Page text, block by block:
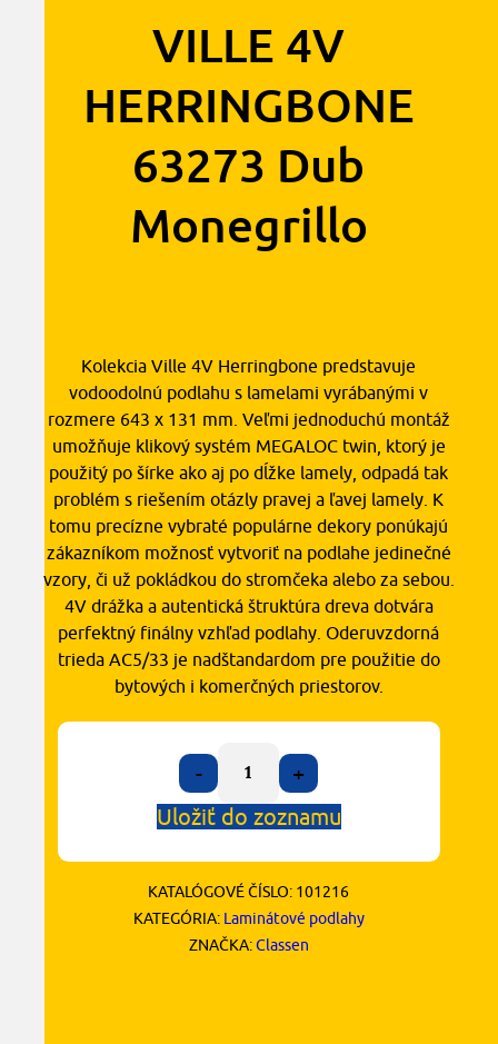
VILLE 4V
HERRINGBONE
63273 Dub
Monegrillo
Kolekcia Ville 4V Herringbone predstavuje
vodoodolnú podlahu s lamelami vyrábanými v
rozmere 643 x 131 mm. Veľmi jednoduchú montáž
umožňuje klikový systém MEGALOC twin, ktorý je
použitý po šírke ako aj po dĺžke lamely, odpadá tak
problém s riešením otázly pravej a ľavej lamely. K
tomu precízne vybraté populárne dekory ponúkajú
zákazníkom možnosť vytvoriť na podlahe jedinečné
vzory, či už pokládkou do stromčeka alebo za sebou.
4V drážka a autentická štruktúra dreva dotvára
perfektný finálny vzhľad podlahy. Oderuvzdorná
trieda AC5/33 je nadštandardom pre použitie do
bytových i komerčných priestorov.
-
+
Uložiť do zoznamu
KATALÓGOVÉ ČÍSLO: 101216
KATEGÓRIA: Laminátové podlahy
ZNAČKA:Classen